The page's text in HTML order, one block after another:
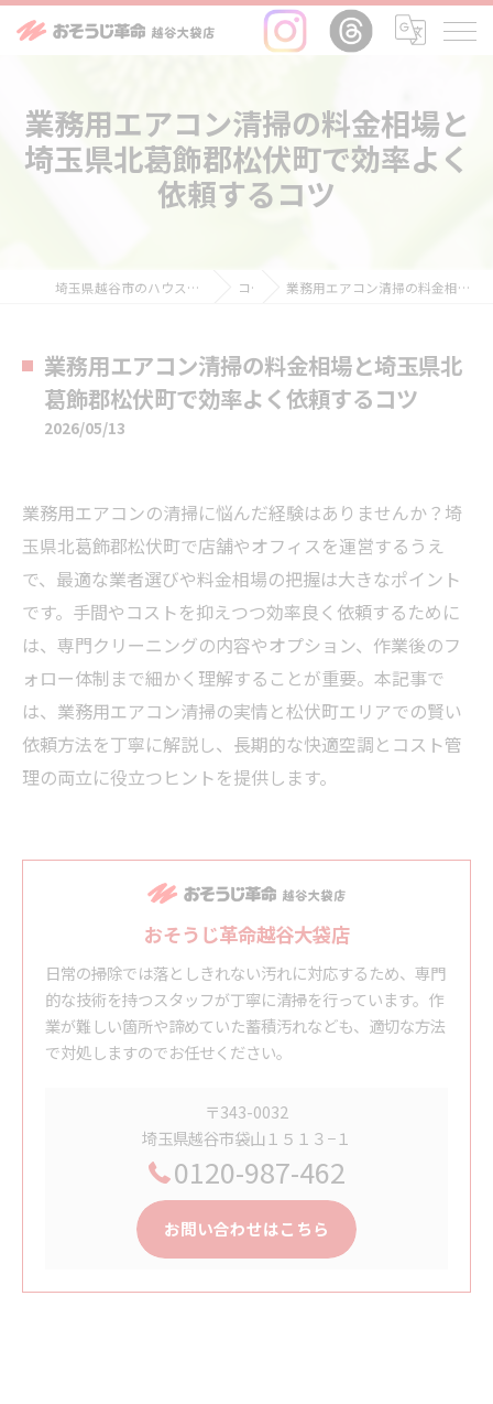
業務用エアコン清掃の料金相場と
埼玉県北葛飾郡松伏町で効率よく
依頼するコツ
埼玉県越谷市のハウスクリーニングならおそうじ革命越谷大袋店 コラム 業務用エアコン清掃の料金相場と埼玉県北葛飾郡松伏町で効率よく依頼するコツ
業務用エアコン清掃の料金相場と埼玉県北
葛飾郡松伏町で効率よく依頼するコツ
2026/05/13
業務用エアコンの清掃に悩んだ経験はありませんか？埼
玉県北葛飾郡松伏町で店舗やオフィスを運営するうえ
で、最適な業者選びや料金相場の把握は大きなポイント
です。手間やコストを抑えつつ効率良く依頼するために
は、専門クリーニングの内容やオプション、作業後のフ
ォロー体制まで細かく理解することが重要。本記事で
は、業務用エアコン清掃の実情と松伏町エリアでの賢い
依頼方法を丁寧に解説し、長期的な快適空調とコスト管
理の両立に役立つヒントを提供します。
おそうじ革命越谷大袋店
日常の掃除では落としきれない汚れに対応するため、専門
的な技術を持つスタッフが丁寧に清掃を行っています。作
業が難しい箇所や諦めていた蓄積汚れなども、適切な方法
で対処しますのでお任せください。
〒343-0032
埼玉県越谷市袋山１５１３−１
0120-987-462
お問い合わせはこちら